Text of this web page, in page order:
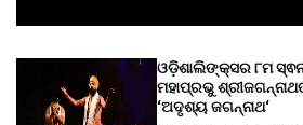
ଓଡ଼ିଶାଲିଙ୍କ୍ସର ୮ମ
ମହାପ୍ରଭୁ
‘ଅଦୃଶ୍ୟ ଜଗନ୍ନାଥ‘